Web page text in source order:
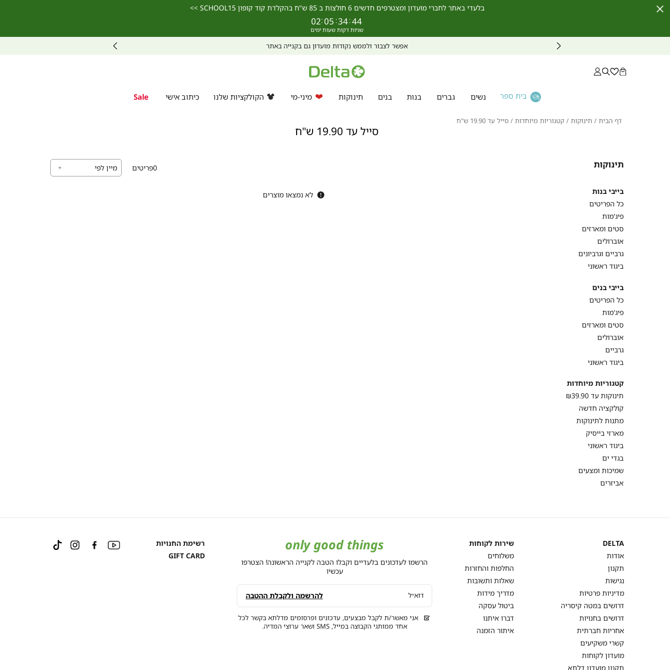
Close
בלעדי באתר לחברי מועדון ומצטרפים חדשים 6 חולצות ב 85 ש"ח בהקלדת קוד קופון SCHOOL15 >>
02: 05 :34:44
אפשר לצבור ולממש נקודות מועדון גם בקנייה באתר
בית ספר נשים גברים בנות בנים תינוקות מיני-מי הקולקציות שלנו כיתוב אישי Sale
סייל עד 19.90 ש"ח
דף הבית דףתינוקות תינוקות
קטגוריות מיוחדות קטגוריות
סייל עד 19.90 ש"ח
סייל
תינוקות
בייבי בנות
כל הפריטים
פיג'מות
סטים ומארזים
אוברולים
גרביים וגרביונים
ביגוד ראשוני
בייבי בנים
כל הפריטים
פיג'מות
סטים ומארזים
אוברולים
גרביים
ביגוד ראשוני
קטגוריות מיוחדות
תינוקות עד ₪39.90
קולקציה חדשה
מתנות לתינוקות
מארזי בייסיק
ביגוד ראשוני
בגדי ים
שמיכות ומצעים
אביזרים
0פריטים
לא נמצאו מוצרים
DELTA
DELTA
אודות
תקנון
נגישות
מדיניות פרטיות
דרושים במטה קיסריה
דרושים בחנויות
אחריות חברתית
קשרי משקיעים
מועדון לקוחות
תקנון מועדון דלתא
שירות
לקוחות
שירות לקוחות
משלוחים
החלפות והחזרות
שאלות ותשובות
מדריך מידות
ביטול עסקה
דברו איתנו
איתור הזמנה
only good things
הרשמו לעדכונים בלעדיים וקבלו הטבה לקנייה הראשונה! הצטרפו
עכשיו
דוא״ל
אני מאשר/ת לקבל מבצעים, עדכונים ופרסומים מדלתא בקשר לכל
אחד ממותגי הקבוצה במייל, SMS ושאר ערוצי המדיה.
להרשמה ולקבלת ההטבה
רשימת החנויות
GIFT CARD
YouTube
Facebook
Instagram
TikTok